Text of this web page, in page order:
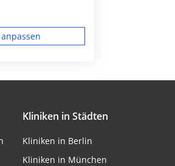
Kliniken in Städten
Kliniken in Berlin
Kliniken in München